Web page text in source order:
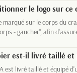
le logo sur ce
sur le corps du
- gaucher", afin
est-il livré taillé et
est livré taillé et équipé